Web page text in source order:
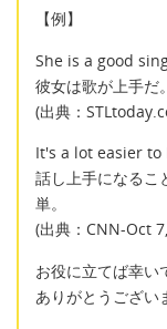
【例】
She is a good
彼女は歌が上手だ。
(出典：
It's a lot easier
話し上手になるこ
単。
(出典：CNN-Oct
お役に立てば幸い
ありがとうござい